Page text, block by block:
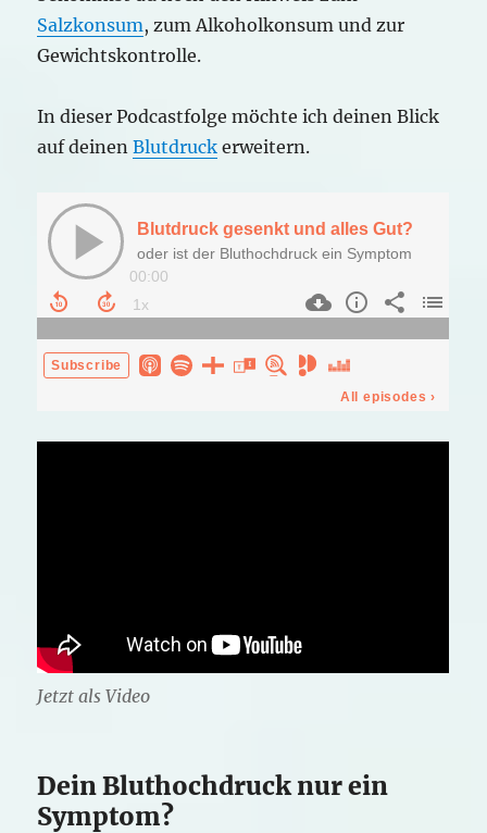
Salzkonsum, zum Alkoholkonsum und zur
Gewichtskontrolle.
In dieser Podcastfolge möchte ich deinen Blick
auf deinenBlutdruck erweitern.
Jetzt als Video
Dein Bluthochdruck nur ein
Symptom?